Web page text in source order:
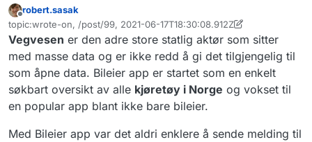
Frakoblet
robert.sasak
topic:wrote-on, /post/99, 2021-06-17T18:30:08.912Z
Sist endret av robert.sasak
Vegvesen er den adre store statlig aktør som sitter
med masse data og er ikke redd å gi det tilgjengelig til
som åpne data. Bileier app er startet som en enkelt
søkbart oversikt av alle kjøretøy i Norge og vokset til
en popular app blant ikke bare bileier.
Med Bileier app var det aldri enklere å sende melding til